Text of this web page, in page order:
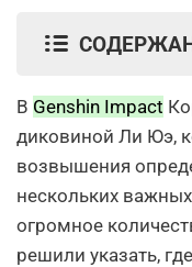
В Genshin Impact
диковиной Ли Юэ,
возвышения
нескольких
огромное
решили указать,